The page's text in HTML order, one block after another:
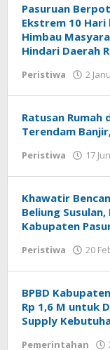
Pasuruan
Ekstrem 10 Hari
Himbau
Hindari Daerah
Peristiwa 2
Ratusan Rumah
Terendam
Peristiwa 17
Khawatir
Beliung Susulan,
Kabupaten
Peristiwa 20
BPBD
Rp 1,6 M untuk
Supply
Pemerintahan